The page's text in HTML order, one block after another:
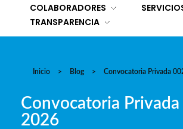
COLABORADORES
TRANSPARENCIA
Inicio > Blog > Convocatoria Privada
Convocatoria
2026